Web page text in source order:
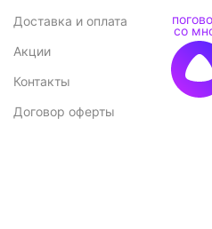
Доставка и оплата
Акции
Контакты
Договор оферты